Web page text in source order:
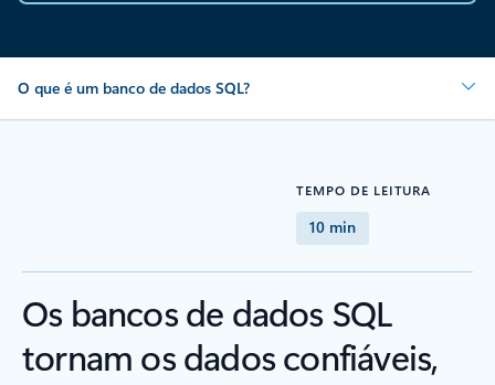
O que é um banco de dados SQL?
TEMPO DE LEITURA
10 min
Os bancos de dados SQL
tornam os dados confiáveis,